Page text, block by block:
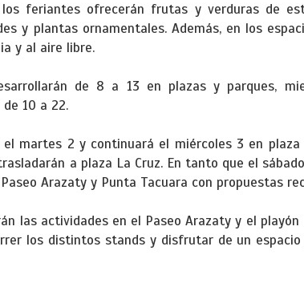
feriantes ofrecerán frutas y verduras de
y plantas ornamentales. Además, en los
y al aire libre.
de 8 a 13 en plazas y parques,
10 a 22.
el martes 2 y continuará el miércoles 3 en
a plaza La Cruz. En tanto que el
Arazaty y Punta Tacuara con propuestas
las actividades en el Paseo Arazaty y el
los distintos stands y disfrutar de un